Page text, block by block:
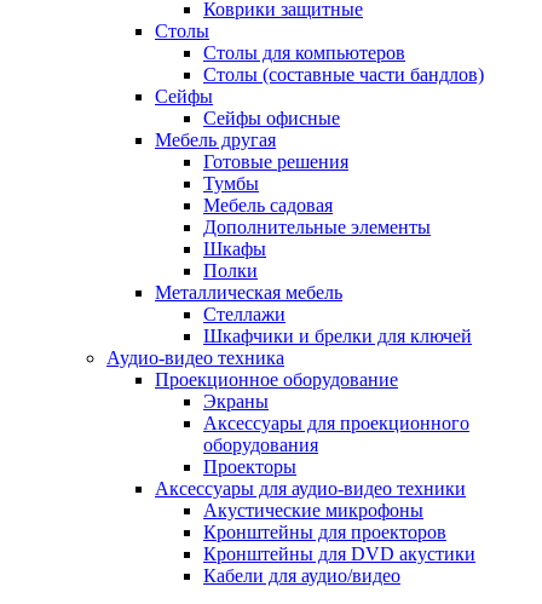
Коврики защитные
Столы
Столы для компьютеров
Столы (составные части бандлов)
Сейфы
Сейфы офисные
Мебель другая
Готовые решения
Тумбы
Мебель садовая
Дополнительные элементы
Шкафы
Полки
Металлическая мебель
Стеллажи
Шкафчики и брелки для ключей
Аудио-видео техника
Проекционное оборудование
Экраны
Аксессуары для проекционного
оборудования
Проекторы
Аксессуары для аудио-видео техники
Акустические микрофоны
Кронштейны для проекторов
Кронштейны для DVD акустики
Кабели для аудио/видео